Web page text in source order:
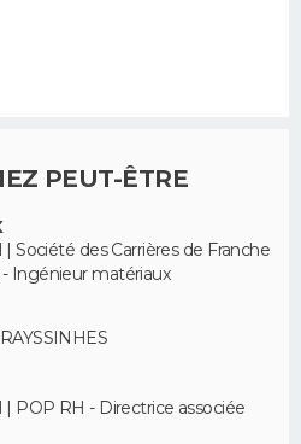
PEUT-ÊTRE
Société des Carrières de Franche
Ingénieur matériaux
| POP RH - Directrice associée